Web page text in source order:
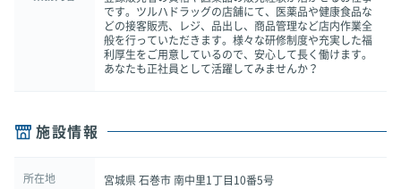
です。ツルハドラッグの店舗にて、医薬品や健康食品な
どの接客販売、レジ、品出し、商品管理など店内作業全
般を行っていただきます。様々な研修制度や充実した福
利厚生をご用意しているので、安心して長く働けます。
あなたも正社員として活躍してみませんか？
施設情報
所在地 宮城県 石巻市 南中里1丁目10番5号